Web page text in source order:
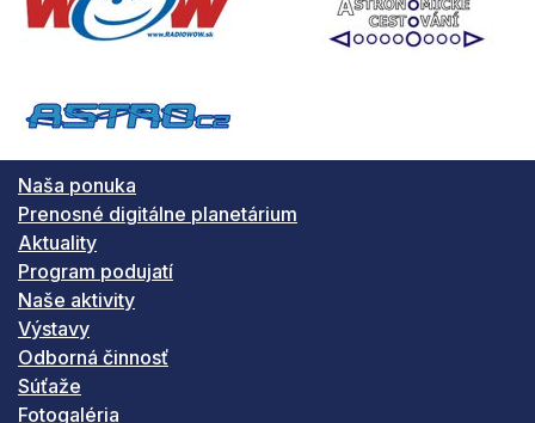
Naša ponuka
Prenosné digitálne planetárium
Aktuality
Program podujatí
Naše aktivity
Výstavy
Odborná činnosť
Súťaže
Fotogaléria